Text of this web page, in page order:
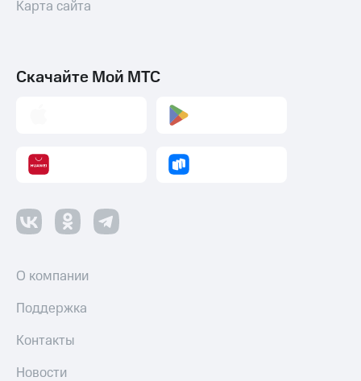
Карта сайта
Скачайте Мой МТС
О компании
Поддержка
Контакты
Новости